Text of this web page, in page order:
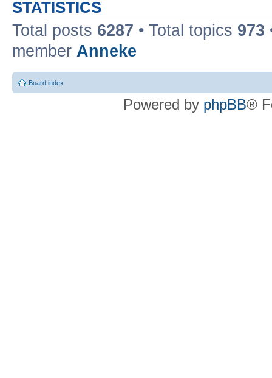
STATISTICS
Total posts 6287 • Total topics 973
member Anneke
Board index
Powered by phpBB®